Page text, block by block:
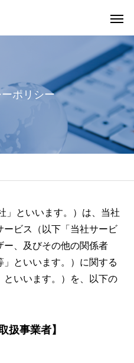
顧問業務サ
保険代理店はプロダ
補充原則を採択でき
ポリシー
」といいます。）は、当社
ビス（以下「当社サービ
ー、及びその他の関係者
」といいます。）に関する
いいます。）を、以下の
扱事業者】